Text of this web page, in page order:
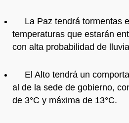
La Paz tendrá tormentas
temperaturas que estarán
con alta probabilidad de
El Alto tendrá un
al de la sede de gobierno,
de 3°C y máxima de 13°C.